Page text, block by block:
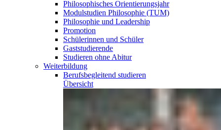
Philosophisches Orientierungsjahr
Modulstudien Philosophie (TUM)
Philosophie und Leadership
Promotion
Schülerinnen und Schüler
Gaststudierende
Studieren ohne Abitur
Weiterbildung
Berufsbegleitend studieren
Übersicht